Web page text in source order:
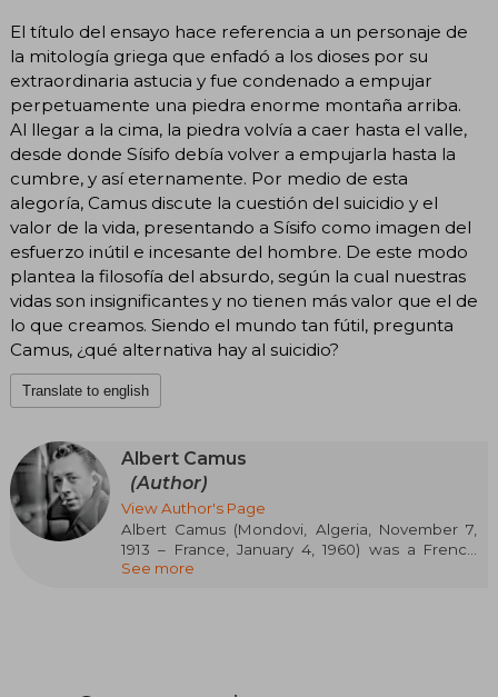
El título del ensayo hace referencia a un personaje de
la mitología griega que enfadó a los dioses por su
extraordinaria astucia y fue condenado a empujar
perpetuamente una piedra enorme montaña arriba.
Al llegar a la cima, la piedra volvía a caer hasta el valle,
desde donde Sísifo debía volver a empujarla hasta la
cumbre, y así eternamente. Por medio de esta
alegoría, Camus discute la cuestión del suicidio y el
valor de la vida, presentando a Sísifo como imagen del
esfuerzo inútil e incesante del hombre. De este modo
plantea la filosofía del absurdo, según la cual nuestras
vidas son insignificantes y no tienen más valor que el de
lo que creamos. Siendo el mundo tan fútil, pregunta
Camus, ¿qué alternativa hay al suicidio?
Translate to english
Albert Camus
(Author)
View Author's Page
Albert Camus (Mondovi, Algeria, November 7,
1913 – France, January 4, 1960) was a French
novelist, essayist, and philosopher, whose
See more